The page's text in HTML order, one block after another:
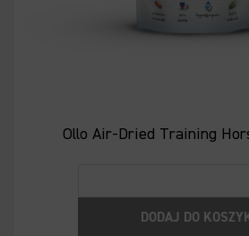
Ollo Air-Dried Training
DODAJ DO